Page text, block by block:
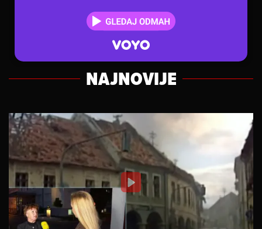
NAJNOVIJE